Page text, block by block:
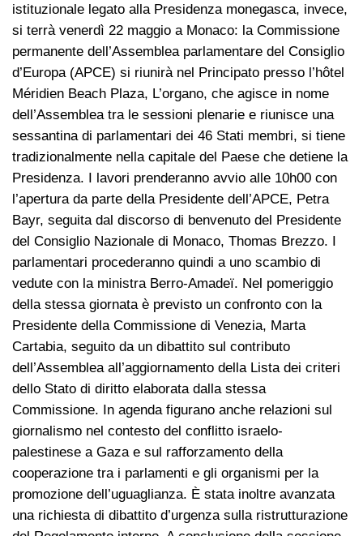
istituzionale legato alla Presidenza monegasca, invece,
si terrà venerdì 22 maggio a Monaco: la Commissione
permanente dell’Assemblea parlamentare del Consiglio
d’Europa (APCE) si riunirà nel Principato presso l’hôtel
Méridien Beach Plaza, L’organo, che agisce in nome
dell’Assemblea tra le sessioni plenarie e riunisce una
sessantina di parlamentari dei 46 Stati membri, si tiene
tradizionalmente nella capitale del Paese che detiene la
Presidenza. I lavori prenderanno avvio alle 10h00 con
l’apertura da parte della Presidente dell’APCE, Petra
Bayr, seguita dal discorso di benvenuto del Presidente
del Consiglio Nazionale di Monaco, Thomas Brezzo. I
parlamentari procederanno quindi a uno scambio di
vedute con la ministra Berro-Amadeï. Nel pomeriggio
della stessa giornata è previsto un confronto con la
Presidente della Commissione di Venezia, Marta
Cartabia, seguito da un dibattito sul contributo
dell’Assemblea all’aggiornamento della Lista dei criteri
dello Stato di diritto elaborata dalla stessa
Commissione. In agenda figurano anche relazioni sul
giornalismo nel contesto del conflitto israelo-
palestinese a Gaza e sul rafforzamento della
cooperazione tra i parlamenti e gli organismi per la
promozione dell’uguaglianza. È stata inoltre avanzata
una richiesta di dibattito d’urgenza sulla ristrutturazione